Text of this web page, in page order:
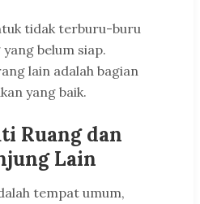
tidak terburu-buru
belum siap.
lain adalah bagian
yang baik.
Ruang dan
Lain
tempat umum,